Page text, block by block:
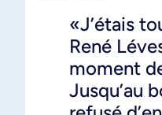
«J’étais
René
moment
Jusqu’au